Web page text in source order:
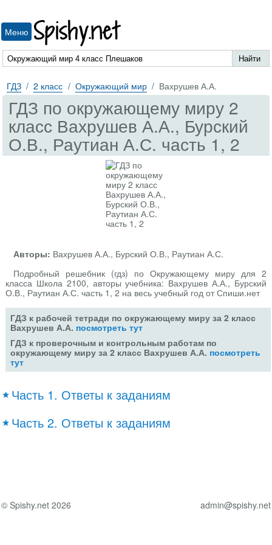
Меню Spishy.net
ГДЗ 2 класс Окружающий мир Вахрушев А.А.
ГДЗ по окружающему миру 2
класс Вахрушев А.А., Бурский
О.В., Раутиан А.С. часть 1, 2
Авторы: Вахрушев А.А., Бурский О.В., Раутиан А.С.
Подробный решебник (гдз) по Окружающему миру для 2
класса Школа 2100, авторы учебника: Вахрушев А.А., Бурский
О.В., Раутиан А.С. часть 1, 2 на весь учебный год от Спиши.нет
ГДЗ к рабочей тетради по окружающему миру за 2 класс
Вахрушев А.А. посмотреть тут
ГДЗ к проверочным и контрольным работам по
окружающему миру за 2 класс Вахрушев А.А. посмотреть
тут
Часть 1. Ответы к заданиям
Часть 2. Ответы к заданиям
© Spishy.net 2026 admin@spishy.net